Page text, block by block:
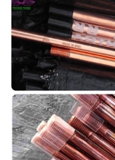
Tin tức